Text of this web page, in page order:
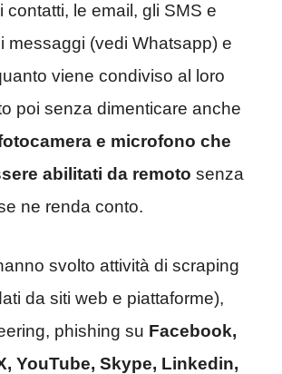
contatti, le email, gli SMS e
messaggi (vedi Whatsapp) e
viene condiviso al loro
poi senza dimenticare anche
e microfono che
abilitati da remoto senza
ne renda conto.
svolto attività di scraping
da siti web e piattaforme),
phishing su Facebook,
YouTube, Skype, Linkedin,